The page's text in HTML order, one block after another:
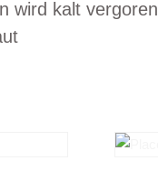
wird kalt vergoren